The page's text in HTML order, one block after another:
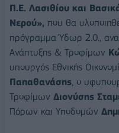
Π.Ε. Λασιθίου και
Νερού», που θα
πρόγραμμα Ύδωρ 2.0.,
Ανάπτυξης & Τροφίμων
υπουργός Εθνικής
Παπαθανάσης, ο
Τροφίμων Διονύσης
Πόρων και Υποδομών